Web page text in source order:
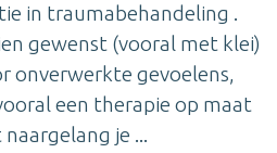
in traumabehandeling .
gewenst (vooral met klei)
onverwerkte gevoelens,
een therapie op maat
je ...